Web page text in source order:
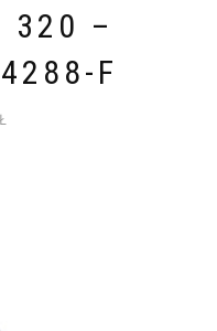
320 –
F